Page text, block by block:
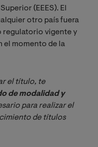
(EEES). El
otro país fuera
regulatorio vigente y
el momento de la
el título, te
de modalidad y
para realizar el
de títulos